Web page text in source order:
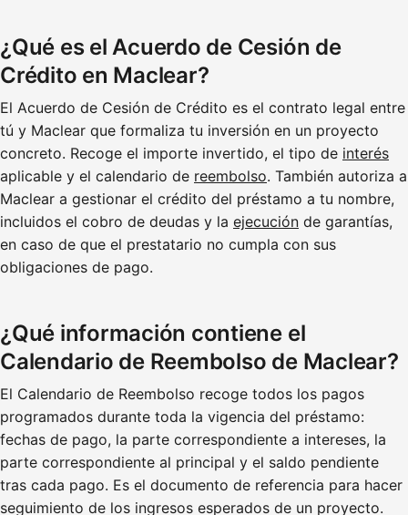
¿Qué es el Acuerdo de Cesión de
Crédito en Maclear?
El Acuerdo de Cesión de Crédito es el contrato legal entre
tú y Maclear que formaliza tu inversión en un proyecto
concreto. Recoge el importe invertido, el tipo de interés
aplicable y el calendario de reembolso. También autoriza a
Maclear a gestionar el crédito del préstamo a tu nombre,
incluidos el cobro de deudas y la ejecución de garantías,
en caso de que el prestatario no cumpla con sus
obligaciones de pago.
¿Qué información contiene el
Calendario de Reembolso de Maclear?
El Calendario de Reembolso recoge todos los pagos
programados durante toda la vigencia del préstamo:
fechas de pago, la parte correspondiente a intereses, la
parte correspondiente al principal y el saldo pendiente
tras cada pago. Es el documento de referencia para hacer
seguimiento de los ingresos esperados de un proyecto.